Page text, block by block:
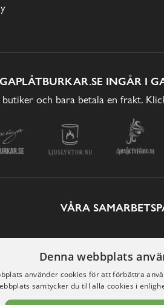
INGÅR I
och bara betala en frakt.
VÅRA
Denna webbplats
använder cookies för att förbättra
samtycker du till alla cookies i